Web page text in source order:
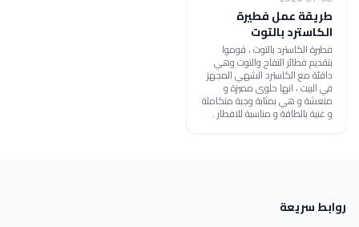
طريقة عمل فطيرة
الكاسترد بالتوت
فطيرة الكاسترد بالتوت ، قوموا
بتقديم فطائر التفاح والتوت وهي
دافئة مع الكاسترد الشهي المجهز
في البيت ، انها حلوى مميزة و
منعشة و هي بمثابة وجبة متكاملة
و غنية بالطاقة و مناسبة للافطار .
روابط سريعة